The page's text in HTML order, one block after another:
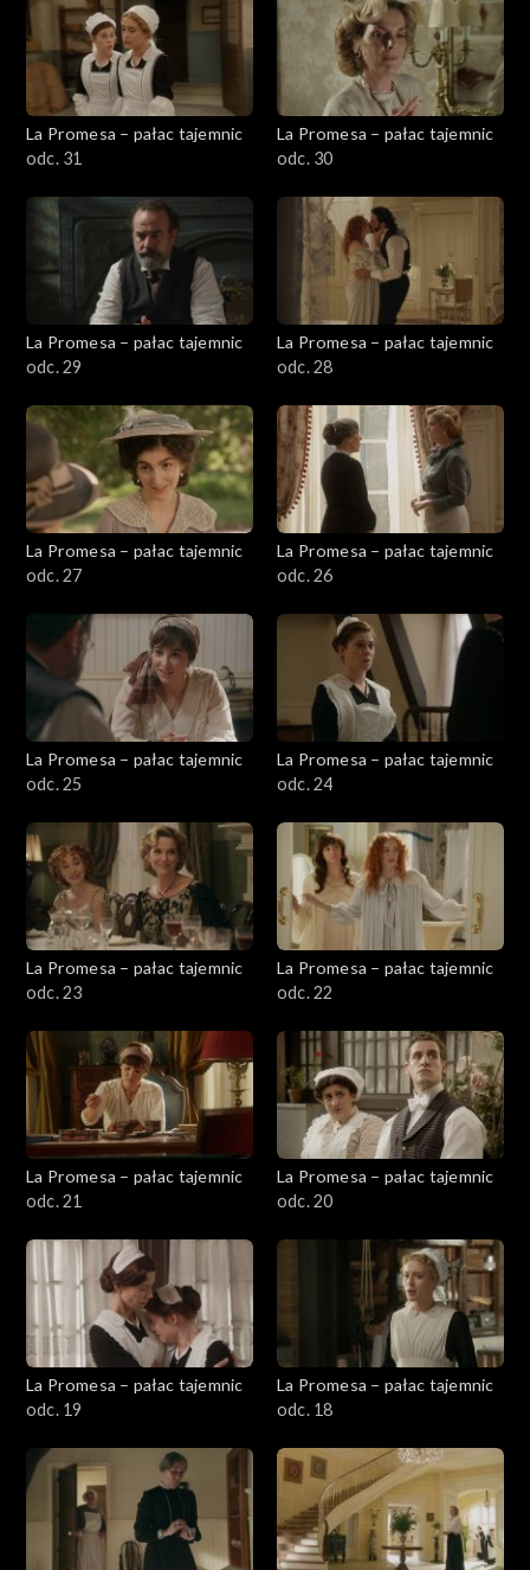
La Promesa – pałac tajemnic
odc. 31
La Promesa – pałac tajemnic
odc. 30
La Promesa – pałac tajemnic
odc. 29
La Promesa – pałac tajemnic
odc. 28
La Promesa – pałac tajemnic
odc. 27
La Promesa – pałac tajemnic
odc. 26
La Promesa – pałac tajemnic
odc. 25
La Promesa – pałac tajemnic
odc. 24
La Promesa – pałac tajemnic
odc. 23
La Promesa – pałac tajemnic
odc. 22
La Promesa – pałac tajemnic
odc. 21
La Promesa – pałac tajemnic
odc. 20
La Promesa – pałac tajemnic
odc. 19
La Promesa – pałac tajemnic
odc. 18